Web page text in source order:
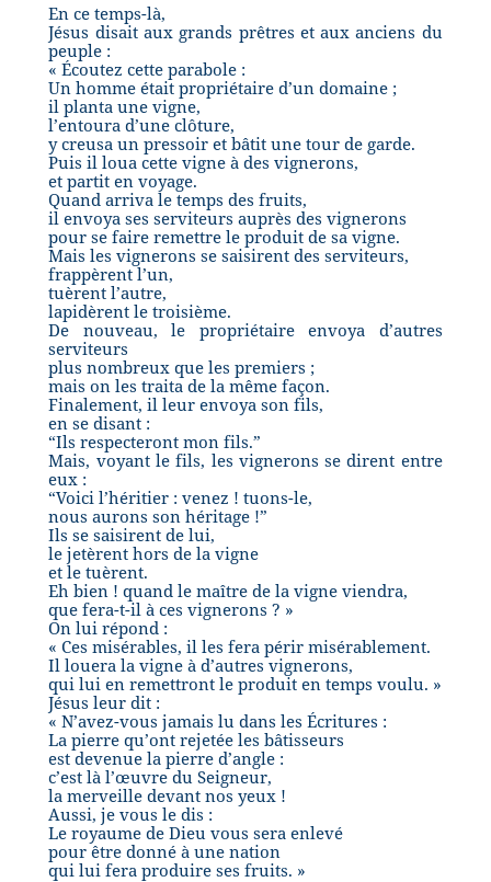
En ce temps-là,
Jésus disait aux grands prêtres et aux anciens du
peuple :
« Écoutez cette parabole :
Un homme était propriétaire d’un domaine ;
il planta une vigne,
l’entoura d’une clôture,
y creusa un pressoir et bâtit une tour de garde.
Puis il loua cette vigne à des vignerons,
et partit en voyage.
Quand arriva le temps des fruits,
il envoya ses serviteurs auprès des vignerons
pour se faire remettre le produit de sa vigne.
Mais les vignerons se saisirent des serviteurs,
frappèrent l’un,
tuèrent l’autre,
lapidèrent le troisième.
De nouveau, le propriétaire envoya d’autres
serviteurs
plus nombreux que les premiers ;
mais on les traita de la même façon.
Finalement, il leur envoya son fils,
en se disant :
“Ils respecteront mon fils.”
Mais, voyant le fils, les vignerons se dirent entre
eux :
“Voici l’héritier : venez ! tuons-le,
nous aurons son héritage !”
Ils se saisirent de lui,
le jetèrent hors de la vigne
et le tuèrent.
Eh bien ! quand le maître de la vigne viendra,
que fera-t-il à ces vignerons ? »
On lui répond :
« Ces misérables, il les fera périr misérablement.
Il louera la vigne à d’autres vignerons,
qui lui en remettront le produit en temps voulu. »
Jésus leur dit :
« N’avez-vous jamais lu dans les Écritures :
La pierre qu’ont rejetée les bâtisseurs
est devenue la pierre d’angle :
c’est là l’œuvre du Seigneur,
la merveille devant nos yeux !
Aussi, je vous le dis :
Le royaume de Dieu vous sera enlevé
pour être donné à une nation
qui lui fera produire ses fruits. »